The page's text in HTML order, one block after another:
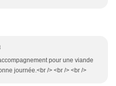
pour une viande
journée.<br /> <br /> <br />